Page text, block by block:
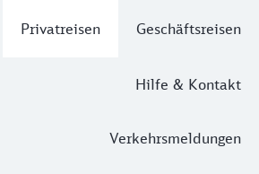
Privatreisen Geschäftsreisen
Hilfe & Kontakt
Verkehrsmeldungen